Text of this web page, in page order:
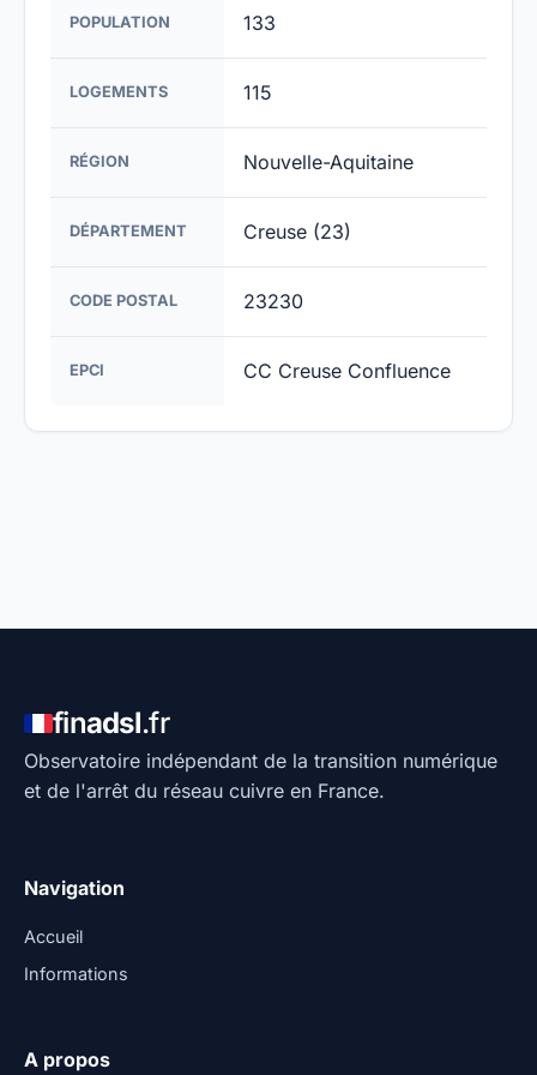
POPULATION 133
LOGEMENTS 115
RÉGION Nouvelle-Aquitaine
DÉPARTEMENT Creuse (23)
CODE POSTAL 23230
EPCI CC Creuse Confluence
finadsl.fr
Observatoire indépendant de la transition numérique
et de l'arrêt du réseau cuivre en France.
Navigation
Accueil
Informations
A propos